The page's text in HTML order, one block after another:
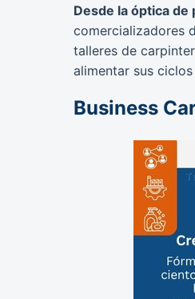
Desde la óptica de
comercializadores
talleres de
alimentar sus
Business